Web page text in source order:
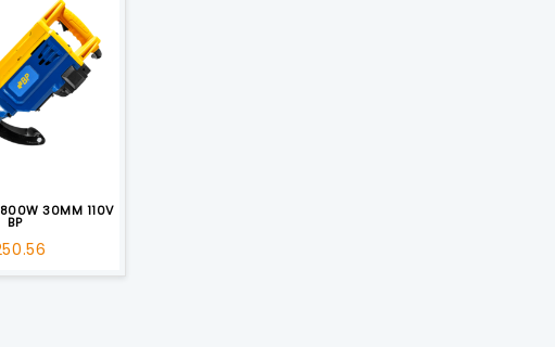
30MM 110V
BP